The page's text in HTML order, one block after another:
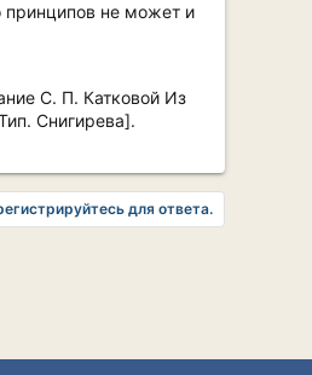
принципов не может и
С. П. Катковой Из
Снигирева].
для ответа.